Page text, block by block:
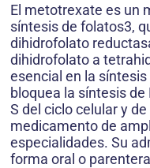
El metotrexate es un
síntesis de folatos3,
dihidrofolato
dihidrofolato a
esencial en la
bloquea la síntesis
S del ciclo celular y
medicamento de
especialidades. Su
forma oral o